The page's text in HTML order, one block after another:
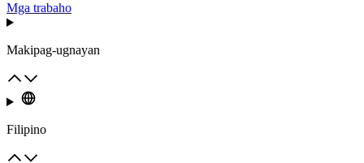
Mga trabaho
Makipag-ugnayan
Filipino